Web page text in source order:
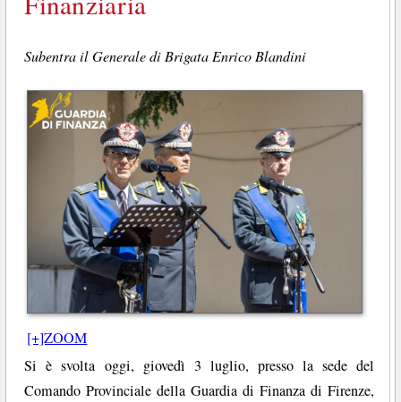
Subentra il Generale di Brigata Enrico Blandini
[+]ZOOM
Si è svolta oggi, giovedì 3 luglio, presso la sede del
Comando Provinciale della Guardia di Finanza di Firenze,